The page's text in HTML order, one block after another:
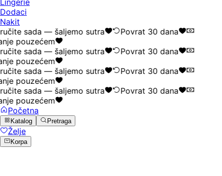
Dodaci
Nakit
sada — šaljemo sutra
Povrat 30 dana
pouzećem
sada — šaljemo sutra
Povrat 30 dana
pouzećem
sada — šaljemo sutra
Povrat 30 dana
pouzećem
sada — šaljemo sutra
Povrat 30 dana
pouzećem
Početna
Katalog Pretraga
Želje
Korpa